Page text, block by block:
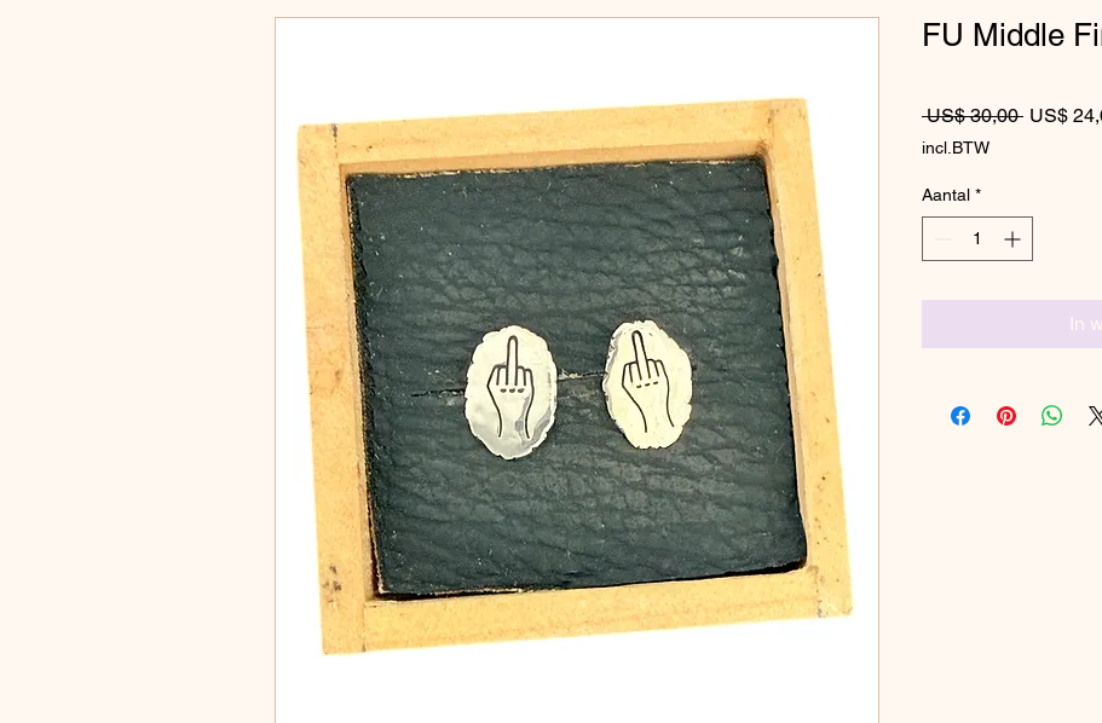
FU Middle
US$ 30,00 Normale
US$
incl.BTW
Aantal *
In